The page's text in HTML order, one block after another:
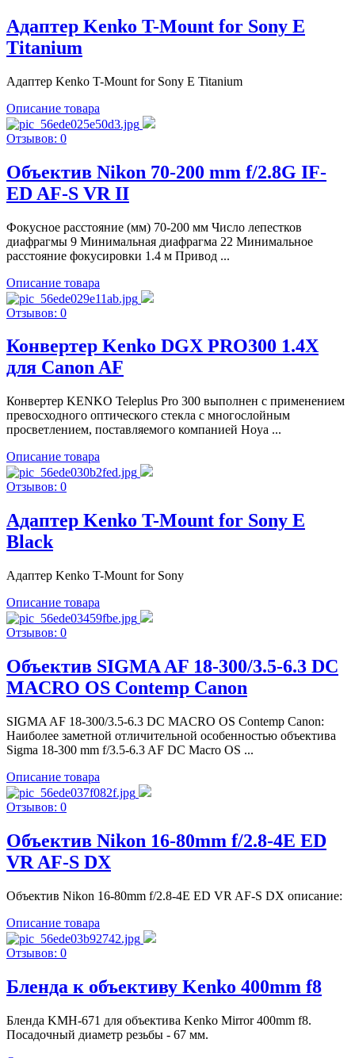
Адаптер Kenko T-Mount for Sony E
Titanium
Адаптер Kenko T-Mount for Sony E Titanium
Описание товара
Отзывов: 0
Объектив Nikon 70-200 mm f/2.8G IF-
ED AF-S VR II
Фокусное расстояние (мм) 70-200 мм Число лепестков
диафрагмы 9 Минимальная диафрагма 22 Минимальное
расстояние фокусировки 1.4 м Привод ...
Описание товара
Отзывов: 0
Конвертер Kenko DGX PRO300 1.4X
для Canon AF
Конвертер KENKO Teleplus Pro 300 выполнен с применением
превосходного оптического стекла с многослойным
просветлением, поставляемого компанией Hoya ...
Описание товара
Отзывов: 0
Адаптер Kenko T-Mount for Sony E
Black
Адаптер Kenko T-Mount for Sony
Описание товара
Отзывов: 0
Объектив SIGMA AF 18-300/3.5-6.3 DC
MACRO OS Contemp Canon
SIGMA AF 18-300/3.5-6.3 DC MACRO OS Contemp Canon:
Наиболее заметной отличительной особенностью объектива
Sigma 18-300 mm f/3.5-6.3 AF DC Macro OS ...
Описание товара
Отзывов: 0
Объектив Nikon 16-80mm f/2.8-4E ED
VR AF-S DX
Объектив Nikon 16-80mm f/2.8-4E ED VR AF-S DX описание:
Описание товара
Отзывов: 0
Бленда к объективу Kenko 400mm f8
Бленда KMH-671 для объектива Kenko Mirror 400mm f8.
Посадочный диаметр резьбы - 67 мм.